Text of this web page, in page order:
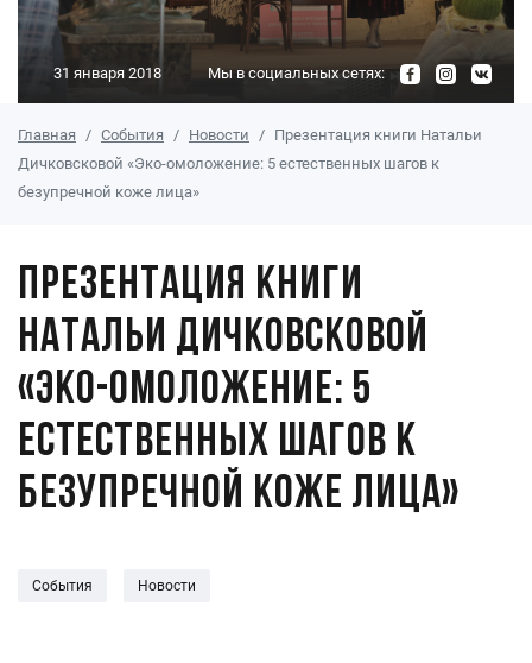
31 января 2018 Мы в социальных сетях:
Главная События Новости
Презентация книги Натальи
Дичковсковой «Эко-омоложение: 5 естественных шагов к
безупречной коже лица»
Презентация книги
Натальи Дичковсковой
«Эко-омоложение: 5
естественных шагов к
безупречной коже лица»
События Новости